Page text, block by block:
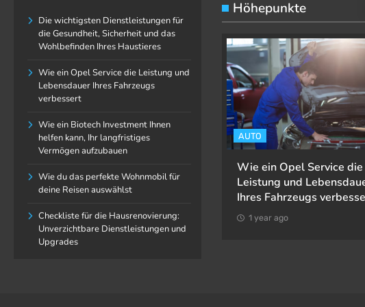
Die wichtigsten Dienstleistungen für
die Gesundheit, Sicherheit und das
Wohlbefinden Ihres Haustieres
Wie ein Opel Service die Leistung und
Lebensdauer Ihres Fahrzeugs
verbessert
Wie ein Biotech Investment Ihnen
helfen kann, Ihr langfristiges
Vermögen aufzubauen
Wie du das perfekte Wohnmobil für
deine Reisen auswählst
Checkliste für die Hausrenovierung:
Unverzichtbare Dienstleistungen und
Upgrades
Höhepunkte
HAUSTIER
Dienstleistungen für die
Gesundheit, Sicherheit und das
Wohlbefinden Ihres Haustieres
1 year ago
AUTO
Wie ein Opel Service die
Leistung und
Ihres Fahrzeugs
1 year ago